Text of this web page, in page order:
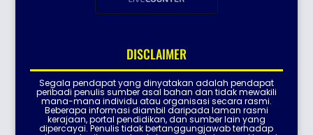
DISCLAIMER
Segala pendapat yang dinyatakan adalah pendapat
peribadi penulis sumber asal bahan dan tidak mewakili
mana-mana individu atau organisasi secara rasmi.
Beberapa informasi diambil daripada laman rasmi
kerajaan, portal pendidikan, dan sumber lain yang
dipercayai. Penulis tidak bertanggungjawab terhadap